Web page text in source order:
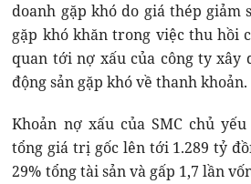
doanh gặp khó do giá thép giảm
gặp khó khăn trong việc thu hồi
quan tới nợ xấu của công ty xây
động sản gặp khó về thanh khoản.
Khoản nợ xấu của SMC chủ
tổng giá trị gốc lên tới 1.289 tỷ
29% tổng tài sản và gấp 1,7 lần